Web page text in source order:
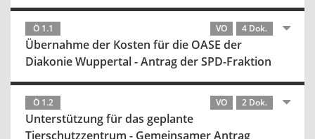
Ö 1.1 VO 4 Dok.
Übernahme der Kosten für die OASE der
Diakonie Wuppertal - Antrag der SPD-Fraktion
Ö 1.2 VO 2 Dok.
Unterstützung für das geplante
Tierschutzzentrum - Gemeinsamer Antrag